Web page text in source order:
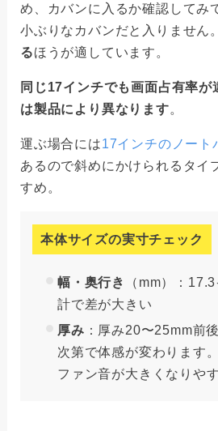
め、カバンに入るか確認してみ
小ぶりなカバンだと入りません。
るほうが適しています。
同じ17インチでも画面占有率が
は製品により異なります。
運ぶ場合には17インチのノート
あるので斜めにかけられるタイ
すめ。
本体サイズの実寸チェック
幅・奥行き
（mm）：
計で差が大きい
厚み ：厚み20〜25mm前
次第で体感が変わります
ファン音が大きくなりやす